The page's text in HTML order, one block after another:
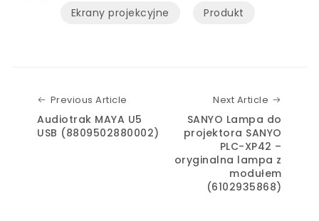
Ekrany projekcyjne Produkt
Previous Article
Audiotrak MAYA U5
USB (8809502880002)
Next Article
SANYO Lampa do
projektora SANYO
PLC-XP42 –
oryginalna lampa z
modułem
(6102935868)